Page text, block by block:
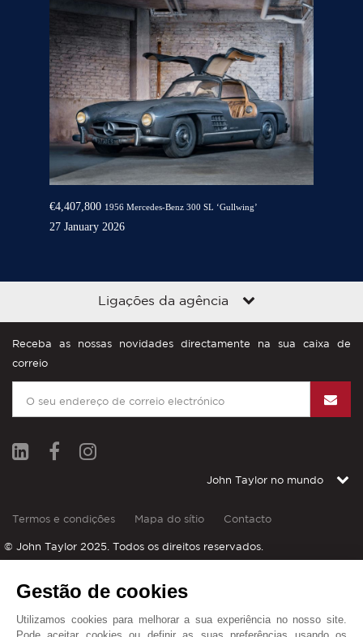
€4,407,800 1956 Mercedes-Benz 300 SL ‘Gullwing’
27 January 2026
Ligações da agência
Receba as nossas novidades directamente na sua caixa de
correio
John Taylor no mundo
Termos e condições Mapa do sítio Contacto
© John Taylor 2025. Todos os direitos reservados.
PROCÉDURE DE COMMERCIALISATION
Gestão de cookies
Utilizamos cookies para melhorar a sua experiência no nosso site.
Pode aceitar cookies ou definir as suas preferências usando os